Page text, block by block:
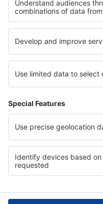
Politică cookie
Asistenţă şi contact
Siteuri
eSky.eu